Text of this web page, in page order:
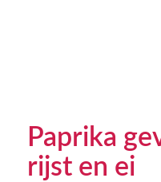
Paprika
rijst en ei